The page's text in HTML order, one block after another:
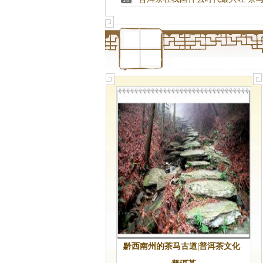
黔西南州的茶马古道|普洱茶文化